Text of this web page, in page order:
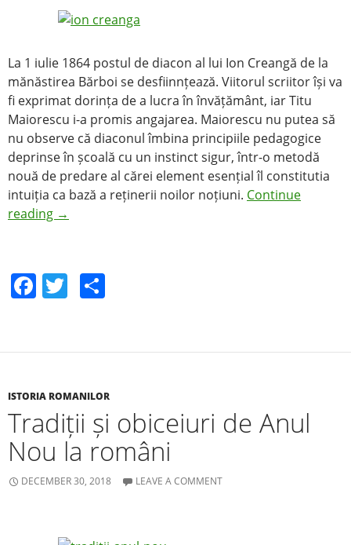
La 1 iulie 1864 postul de diacon al lui Ion Creangă de la
mănăstirea Bărboi se desfiinnțează. Viitorul scriitor își va
fi exprimat dorința de a lucra în învățământ, iar Titu
Maiorescu i-a promis angajarea. Maiorescu nu putea să
nu observe că diaconul îmbina principiile pedagogice
deprinse în școală cu un instinct sigur, într-o metodă
nouă de predare al cărei element esențial îl constitutia
intuiția ca bază a reținerii noilor noțiuni. Continue
reading →
F
e
b
o
o
k
T
er e
ISTORIA ROMANILOR
Tradiții și obiceiuri de Anul
Nou la români
DECEMBER 30, 2018 LEAVE A COMMENT